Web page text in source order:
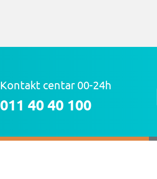
Kontakt centar 00-24h
011 40 40 100